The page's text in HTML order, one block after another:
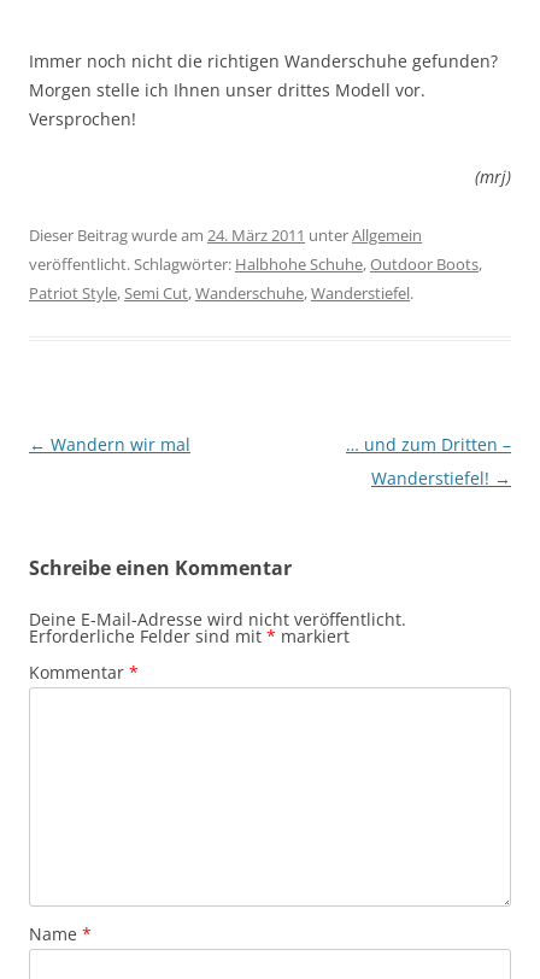
Immer noch nicht die richtigen Wanderschuhe gefunden?
Morgen stelle ich Ihnen unser drittes Modell vor.
Versprochen!
(mrj)
Dieser Beitrag wurde am 24. März 2011 unterAllgemein
veröffentlicht. Schlagwörter: Halbhohe Schuhe,Outdoor Boots,
Patriot Style,Semi Cut,Wanderschuhe,Wanderstiefel.
Beitragsnavigation
← Wandern wir mal
… und zum Dritten –
Wanderstiefel! →
Schreibe einen Kommentar
Deine E-Mail-Adresse wird nicht veröffentlicht.
Erforderliche Felder sind mit * markiert
Kommentar *
Name *